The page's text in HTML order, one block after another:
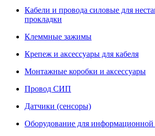
Кабели и провода силовые для
прокладки
Клеммные зажимы
Крепеж и аксессуары для кабеля
Монтажные коробки и аксессуары
Провод СИП
Датчики (сенсоры)
Оборудование для